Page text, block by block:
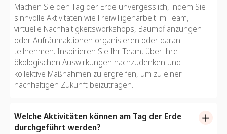
Machen Sie den Tag der Erde unvergesslich, indem Sie
sinnvolle Aktivitäten wie Freiwilligenarbeit im Team,
virtuelle Nachhaltigkeitsworkshops, Baumpflanzungen
oder Aufräumaktionen organisieren oder daran
teilnehmen. Inspirieren Sie Ihr Team, über ihre
ökologischen Auswirkungen nachzudenken und
kollektive Maßnahmen zu ergreifen, um zu einer
nachhaltigen Zukunft beizutragen.
Welche Aktivitäten können am Tag der Erde
durchgeführt werden?